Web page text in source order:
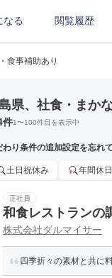
なる 閲覧履歴
食事補助あり
県、社食・まか
件1〜100件目を表示中
わり条件の追加設定を忘れ
土日祝休み 年間休
正社員
和食レストランの
株式会社ダルマイサー
四季折々の素材と共に